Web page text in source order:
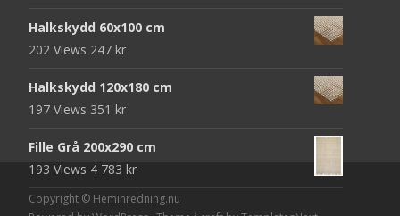
Halkskydd 60x100 cm
202 Views 247 kr
Halkskydd 120x180 cm
197 Views 351 kr
Fille Grå 200x290 cm
193 Views 4 783 kr
Copyright © Heminredning.nu